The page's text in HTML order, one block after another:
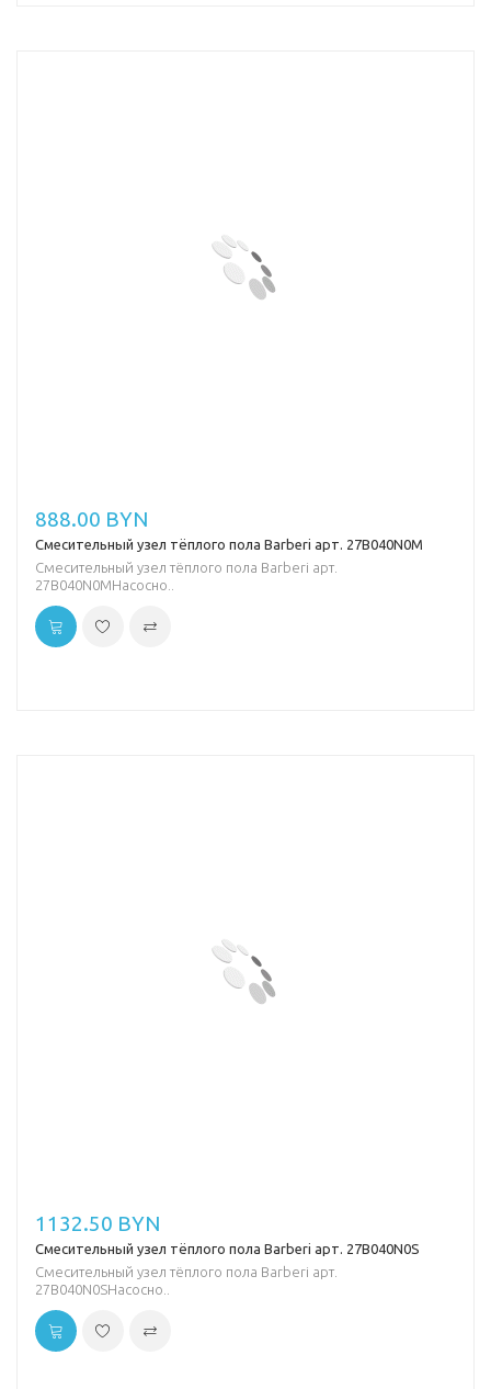
888.00 BYN
Смесительный узел тёплого пола Barberi арт. 27B040N0M
Смесительный узел тёплого пола Barberi арт.
27B040N0MНасосно..
1132.50 BYN
Смесительный узел тёплого пола Barberi арт. 27B040N0S
Смесительный узел тёплого пола Barberi арт.
27B040N0SНасосно..